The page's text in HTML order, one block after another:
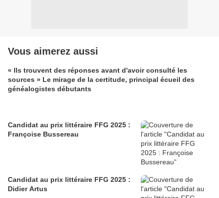
Vous aimerez aussi
« Ils trouvent des réponses avant d'avoir consulté les
sources » Le mirage de la certitude, principal écueil des
généalogistes débutants
Candidat au prix littéraire FFG 2025 :
Françoise Bussereau
Candidat au prix littéraire FFG 2025 :
Didier Artus